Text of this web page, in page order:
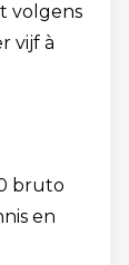
volgens
vijf à
bruto
en